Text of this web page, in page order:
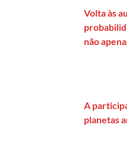
Volta às
não
A
planetas